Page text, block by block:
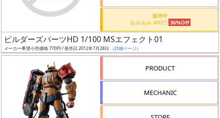
況
売
販売中
あみあみ 490円 36%Off
ビルダーズパーツHD 1/100 MSエフェクト01
メーカー希望小売価格 770円 / 発売日 2012年7月28日 （詳細ページ）
PRODUCT
MECHANIC